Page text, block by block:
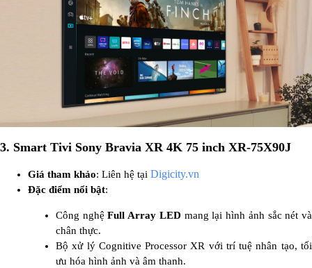
3. Smart Tivi Sony Bravia XR 4K 75 inch XR-75X90J
Giá tham khảo: Liên hệ tại Digicity.vn
Đặc điểm nổi bật:
Công nghệFull Array LED mang lại hình ảnh sắc nét và
chân thực.
Bộ xử lý Cognitive Processor XR với trí tuệ nhân tạo, tối
ưu hóa hình ảnh và âm thanh.